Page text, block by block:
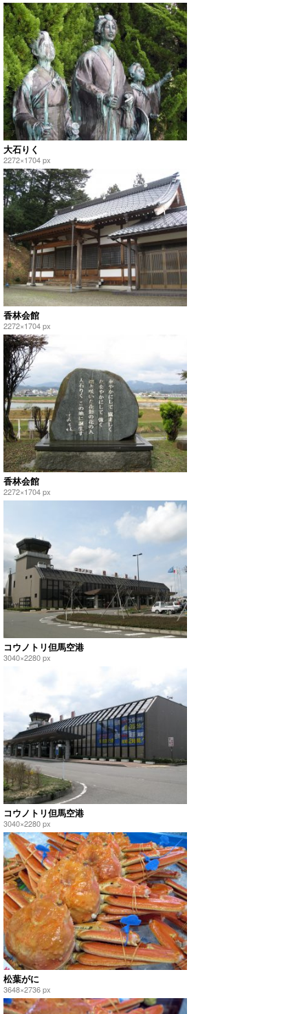
大石りく
2272×1704 px
香林会館
2272×1704 px
香林会館
2272×1704 px
コウノトリ但馬空港
3040×2280 px
コウノトリ但馬空港
3040×2280 px
松葉がに
3648×2736 px